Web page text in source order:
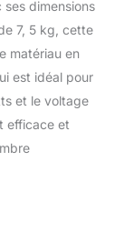
ses dimensions
7, 5 kg, cette
matériau en
est idéal pour
et le voltage
efficace et